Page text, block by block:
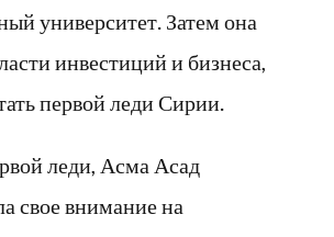
университет. Затем она
инвестиций и бизнеса,
первой леди Сирии.
леди, Асма Асад
свое внимание на